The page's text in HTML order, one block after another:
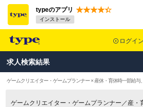
typeのアプリ
インストール
ログイン
求人検索結果
ゲームクリエイター・ゲームプランナー × 産休・育休時一部給与
ゲームクリエイター・ゲームプランナー／産・